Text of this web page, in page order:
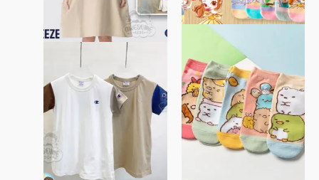
可
頁
面
選
可
在
頁
面
選
擇
選